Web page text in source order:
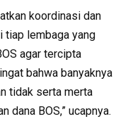
koordinasi dan
tiap lembaga yang
agar tercipta
bahwa banyaknya
tidak serta merta
dana BOS,” ucapnya.